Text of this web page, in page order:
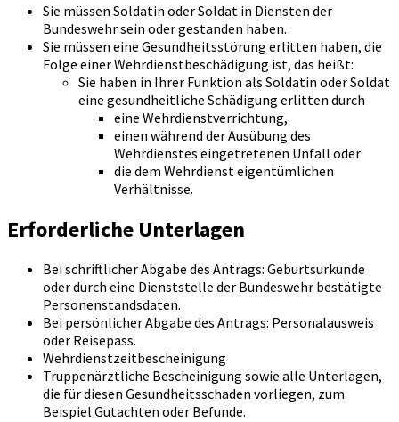
Sie müssen Soldatin oder Soldat in Diensten der
Bundeswehr sein oder gestanden haben.
Sie müssen eine Gesundheitsstörung erlitten haben, die
Folge einer Wehrdienstbeschädigung ist, das heißt:
Sie haben in Ihrer Funktion als Soldatin oder Soldat
eine gesundheitliche Schädigung erlitten durch
eine Wehrdienstverrichtung,
einen während der Ausübung des
Wehrdienstes eingetretenen Unfall oder
die dem Wehrdienst eigentümlichen
Verhältnisse.
Erforderliche Unterlagen
Bei schriftlicher Abgabe des Antrags: Geburtsurkunde
oder durch eine Dienststelle der Bundeswehr bestätigte
Personenstandsdaten.
Bei persönlicher Abgabe des Antrags: Personalausweis
oder Reisepass.
Wehrdienstzeitbescheinigung
Truppenärztliche Bescheinigung sowie alle Unterlagen,
die für diesen Gesundheitsschaden vorliegen, zum
Beispiel Gutachten oder Befunde.